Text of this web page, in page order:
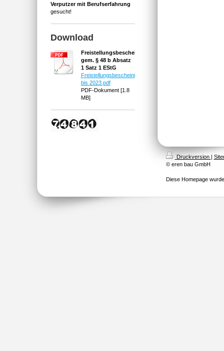
Verputzer mit Berufserfahrung
gesucht!
Download
Freistellungsbescheinigung
gem. § 48 b Absatz
1 Satz 1 EStG
Freistellungsbescheinigung
bis 2023.pdf
PDF-Dokument [1.8
MB]
Druckversion |
© eren bau GmbH
Diese Homepage